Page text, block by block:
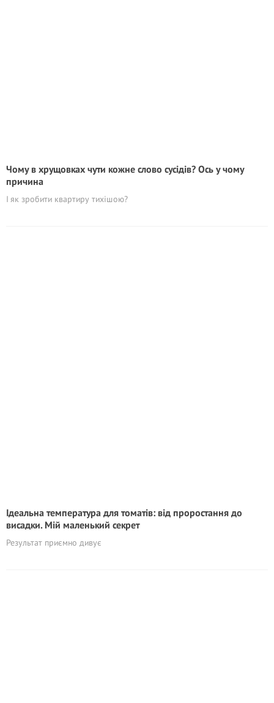
Чому в хрущовках чути кожне слово сусідів? Ось у чому
причина
І як зробити квартиру тихішою?
Ідеальна температура для томатів: від проростання до
висадки. Мій маленький секрет
Результат приємно дивує